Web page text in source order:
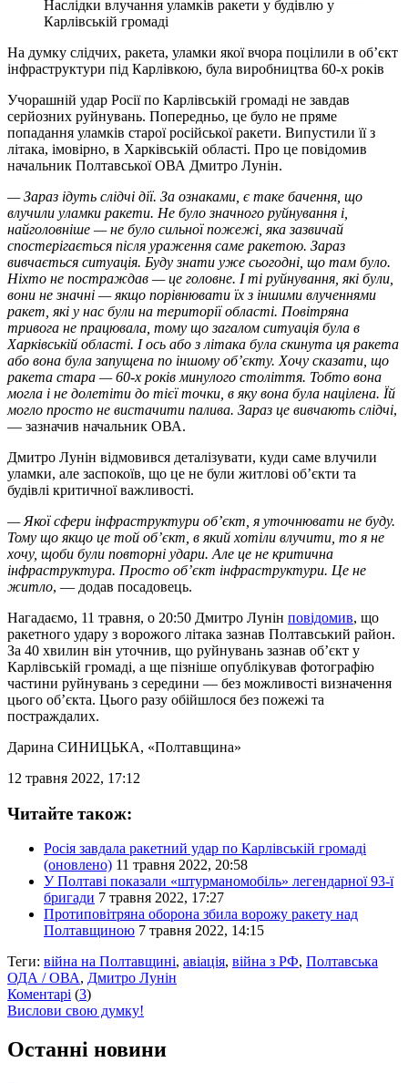
Наслідки влучання уламків ракети у будівлю у
Карлівській громаді
На думку слідчих, ракета, уламки якої вчора поцілили в об’єкт
інфраструктури під Карлівкою, була виробництва 60-х років
Учорашній удар Росії по Карлівській громаді не завдав
серйозних руйнувань. Попередньо, це було не пряме
попадання уламків старої російської ракети. Випустили її з
літака, імовірно, в Харківській області. Про це повідомив
начальник Полтавської ОВА Дмитро Лунін.
— Зараз ідуть слідчі дії. За ознаками, є таке бачення, що
влучили уламки ракети. Не було значного руйнування і,
найголовніше — не було сильної пожежі, яка зазвичай
спостерігається після ураження саме ракетою. Зараз
вивчається ситуація. Буду знати уже сьогодні, що там було.
Ніхто не постраждав — це головне. І ті руйнування, які були,
вони не значні — якщо порівнювати їх з іншими влученнями
ракет, які у нас були на території області. Повітряна
тривога не працювала, тому що загалом ситуація була в
Харківській області. І ось або з літака була скинута ця ракета
або вона була запущена по іншому об’єкту. Хочу сказати, що
ракета стара — 60-х років минулого століття. Тобто вона
могла і не долетіти до тієї точки, в яку вона була націлена. Їй
могло просто не вистачити палива. Зараз це вивчають слідчі,
— зазначив начальник ОВА.
Дмитро Лунін відмовився деталізувати, куди саме влучили
уламки, але заспокоїв, що це не були житлові об’єкти та
будівлі критичної важливості.
— Якої сфери інфраструктури об’єкт, я уточнювати не буду.
Тому що якщо це той об’єкт, в який хотіли влучити, то я не
хочу, щоби були повторні удари. Але це не критична
інфраструктура. Просто об’єкт інфраструктури. Це не
житло, — додав посадовець.
Нагадаємо, 11 травня, о 20:50 Дмитро Лунін повідомив, що
ракетного удару з ворожого літака зазнав Полтавський район.
За 40 хвилин він уточнив, що руйнувань зазнав об’єкт у
Карлівській громаді, а ще пізніше опублікував фотографію
частини руйнувань з середини — без можливості визначення
цього об’єкта. Цього разу обійшлося без пожежі та
постраждалих.
Дарина СИНИЦЬКА, «Полтавщина»
12 травня 2022, 17:12
Читайте також:
Росія завдала ракетний удар по Карлівській громаді
(оновлено) 11 травня 2022, 20:58
У Полтаві показали «штурманомобіль» легендарної 93-ї
бригади 7 травня 2022, 17:27
Протиповітряна оборона збила ворожу ракету над
Полтавщиною 7 травня 2022, 14:15
Теги: війна на Полтавщині, авіація, війна з РФ, Полтавська
ОДА / ОВА, Дмитро Лунін
Коментарі (3)
Вислови свою думку!
Останні новини